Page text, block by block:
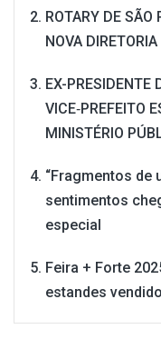
ROTARY DE SÃO
NOVA DIRETORIA
EX-PRESIDENTE
VICE‑PREFEITO
MINISTÉRIO
“Fragmentos de
sentimentos
especial
Feira + Forte
estandes